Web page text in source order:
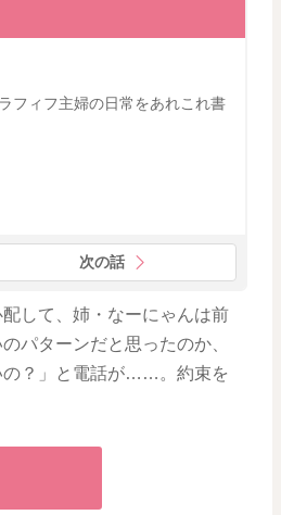
フィフ主婦の日常をあれこれ書
次の話
して、姉・なーにゃんは前
パターンだと思ったのか、
の？」と電話が……。約束を